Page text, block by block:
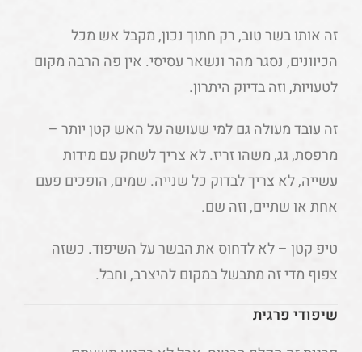
זה אותו בשר טוב, רק חתוך נכון, מקבל אש מכל
הכיוונים, נסגר מהר ונשאר עסיסי. אין פה הרבה מקום
לטעויות, וזה בדיוק היתרון.
זה עובד מעולה גם למי שעושה על האש קטן יותר –
מרפסת, גג, משהו זריז. לא צריך לשחק עם מידות
עשייה, לא צריך לבדוק כל שנייה. שמים, הופכים פעם
אחת או שתיים, וזה שם.
טיפ קטן – לא לדחוס את הבשר על השיפוד. כשזה
צפוף מדי זה מתבשל במקום להיצרב, וחבל.
שיפודי פרגית